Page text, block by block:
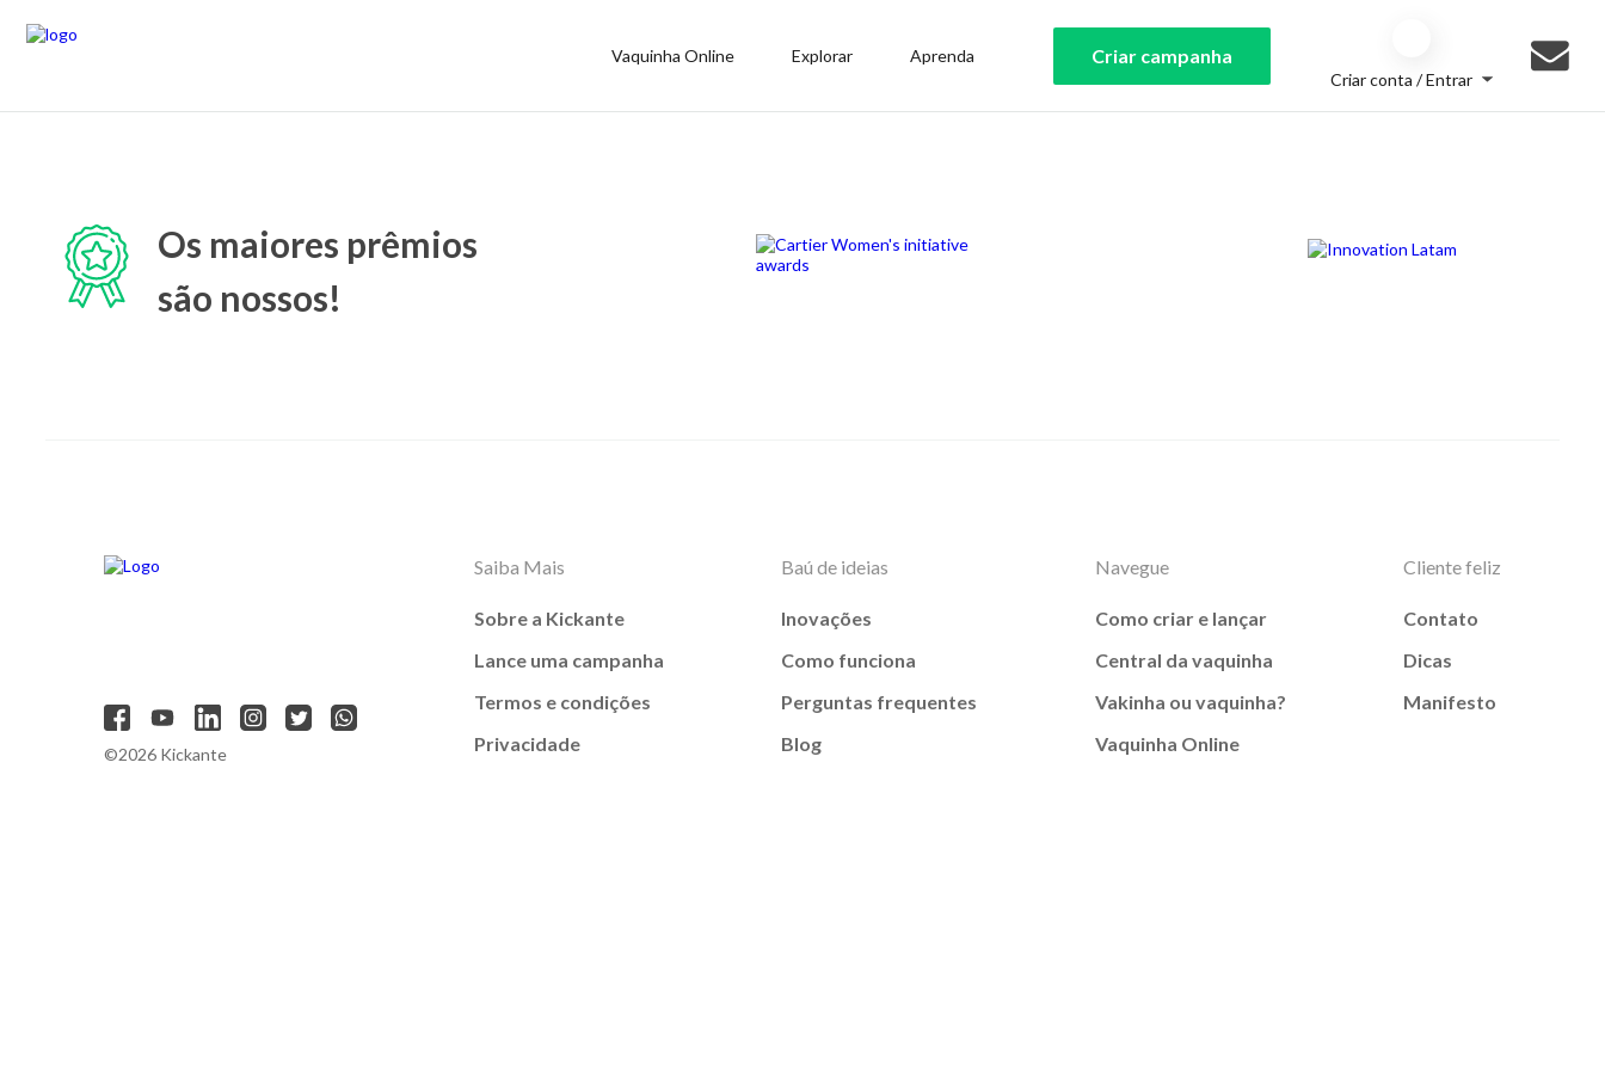
Vaquinha Online Explorar Aprenda Criar campanha
Criar conta / Entrar
Os maiores prêmios
são nossos!
©2026 Kickante
Saiba Mais
Sobre a Kickante
Lance uma campanha
Termos e condições
Privacidade
Baú de ideias
Inovações
Como funciona
Perguntas frequentes
Blog
Navegue
Como criar e lançar
Central da vaquinha
Vakinha ou vaquinha?
Vaquinha Online
Cliente feliz
Contato
Dicas
Manifesto